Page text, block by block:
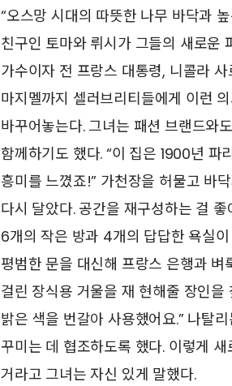
“오스망 시대의 따뜻한 나무 바닥과
친구인 토마와 뤼시가 그들의 새로운
가수이자 전 프랑스 대통령, 니콜라
마지멜까지 셀러브리티들에게 이런
바꾸어놓는다. 그녀는 패션 브랜드와
함께하기도 했다. “이 집은 1900년
흥미를 느꼈죠!” 가천장을 허물고 바
다시 달았다. 공간을 재구성하는 걸
6개의 작은 방과 4개의 답답한 욕실
평범한 문을 대신해 프랑스 은행과
걸린 장식용 거울을 재 현해줄 장인
밝은 색을 번갈아 사용했어요.” 나탈
꾸미는 데 협조하도록 했다. 이렇게
거라고 그녀는 자신 있게 말했다.